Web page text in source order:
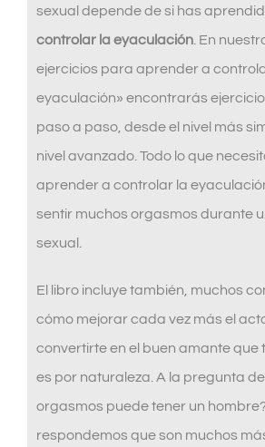
sexual depende de si has
controlar la eyaculación . En
ejercicios para aprender a
eyaculación» encontrarás
paso a paso, desde el nivel más
nivel avanzado. Todo lo que
aprender a controlar la
sentir muchos orgasmos durante
sexual.
El libro incluye también, muchos
cómo mejorar cada vez más el
convertirte en el buen amante que
es por naturaleza. A la pregunta
orgasmos puede tener un
respondemos que son muchos